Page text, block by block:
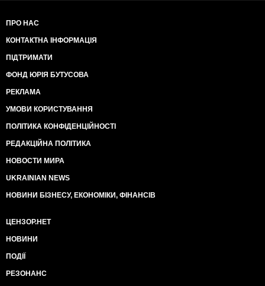
ПРО НАС
КОНТАКТНА ІНФОРМАЦІЯ
ПІДТРИМАТИ
ФОНД ЮРІЯ БУТУСОВА
РЕКЛАМА
УМОВИ КОРИСТУВАННЯ
ПОЛІТИКА КОНФІДЕНЦІЙНОСТІ
РЕДАКЦІЙНА ПОЛІТИКА
НОВОСТИ МИРА
UKRAINIAN NEWS
НОВИНИ БІЗНЕСУ, ЕКОНОМІКИ, ФІНАНСІВ
ЦЕНЗОР.НЕТ
НОВИНИ
ПОДІЇ
РЕЗОНАНС